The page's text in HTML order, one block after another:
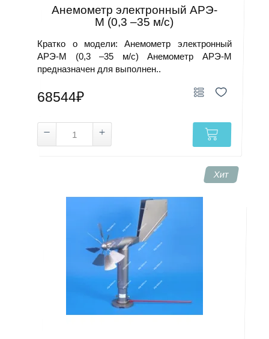
Анемометр электронный АРЭ-
М (0,3 –35 м/с)
Кратко о модели: Анемометр электронный
АРЭ-М (0,3 –35 м/с) Анемометр АРЭ‑М
предназначен для выполнен..
68544₽
Хит